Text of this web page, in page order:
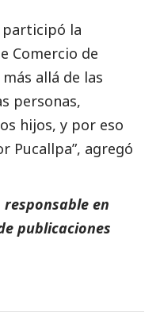
participó la
Comercio de
allá de las
personas,
hijos, y por eso
Pucallpa”, agregó
en
publicaciones